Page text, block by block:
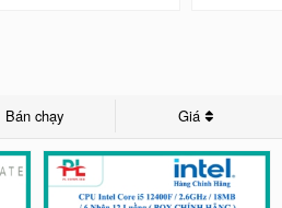
Bán chạy Giá